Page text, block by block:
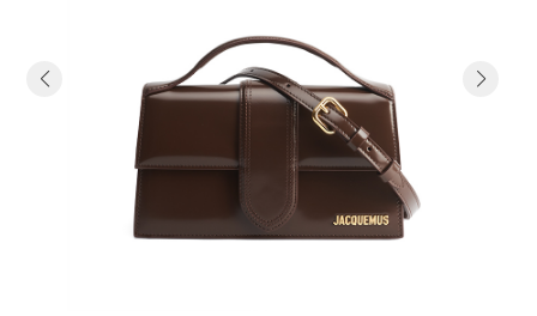
Previous Next